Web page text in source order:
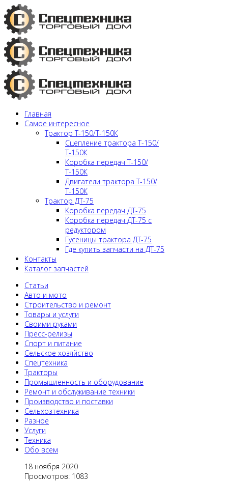
Главная
Самое интересное
Трактор Т-150/Т-150К
Сцепление трактора Т-150/
Т-150К
Коробка передач Т-150/
Т-150К
Двигатели трактора Т-150/
Т-150К
Трактор ДТ-75
Коробка передач ДТ-75
Коробка передач ДТ-75 с
редуктором
Гусеницы трактора ДТ-75
Где купить запчасти на ДТ-75
Контакты
Каталог запчастей
Статьи
Авто и мото
Строительство и ремонт
Товары и услуги
Своими руками
Пресс-релизы
Спорт и питание
Сельское хозяйство
Спецтехника
Тракторы
Промышленность и оборудование
Ремонт и обслуживание техники
Производство и поставки
Сельхозтехника
Разное
Услуги
Техника
Обо всем
18 ноября 2020
Просмотров: 1083